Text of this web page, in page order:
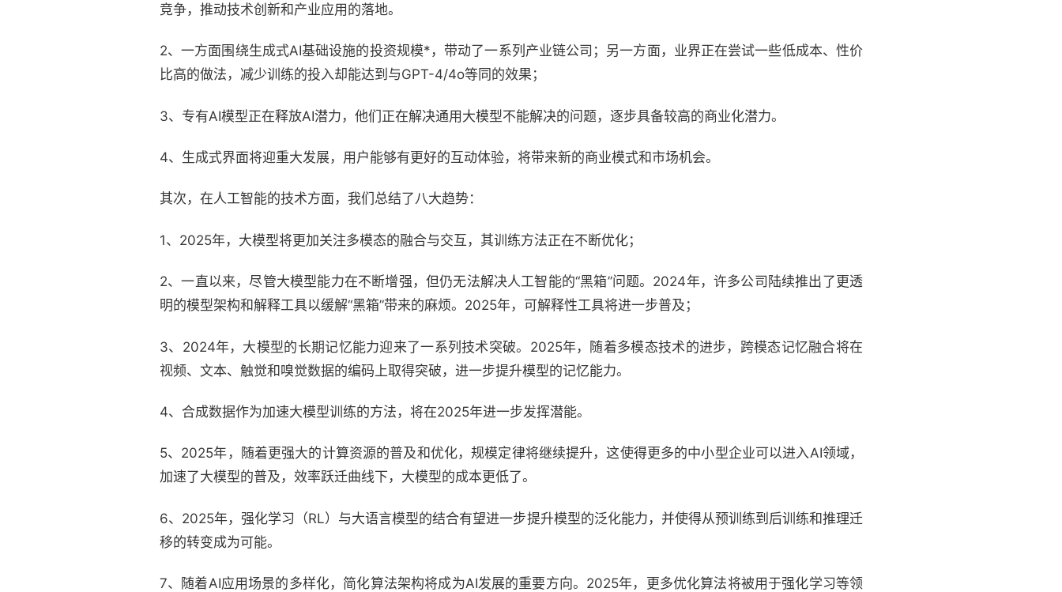
竞争，推动技术创新和产业应用的落地。
2、一方面围绕生成式AI基础设施的投资规模*，带动了一系列产业链公司；另一方面，业界正在尝试一些低成本、性价
比高的做法，减少训练的投入却能达到与GPT-4/4o等同的效果；
3、专有AI模型正在释放AI潜力，他们正在解决通用大模型不能解决的问题，逐步具备较高的商业化潜力。
4、生成式界面将迎重大发展，用户能够有更好的互动体验，将带来新的商业模式和市场机会。
其次，在人工智能的技术方面，我们总结了八大趋势：
1、2025年，大模型将更加关注多模态的融合与交互，其训练方法正在不断优化；
2、一直以来，尽管大模型能力在不断增强，但仍无法解决人工智能的“黑箱”问题。2024年，许多公司陆续推出了更透
明的模型架构和解释工具以缓解“黑箱”带来的麻烦。2025年，可解释性工具将进一步普及；
3、2024年，大模型的长期记忆能力迎来了一系列技术突破。2025年，随着多模态技术的进步，跨模态记忆融合将在
视频、文本、触觉和嗅觉数据的编码上取得突破，进一步提升模型的记忆能力。
4、合成数据作为加速大模型训练的方法，将在2025年进一步发挥潜能。
5、2025年，随着更强大的计算资源的普及和优化，规模定律将继续提升，这使得更多的中小型企业可以进入AI领域，
加速了大模型的普及，效率跃迁曲线下，大模型的成本更低了。
6、2025年，强化学习（RL）与大语言模型的结合有望进一步提升模型的泛化能力，并使得从预训练到后训练和推理迁
移的转变成为可能。
7、随着AI应用场景的多样化，简化算法架构将成为AI发展的重要方向。2025年，更多优化算法将被用于强化学习等领